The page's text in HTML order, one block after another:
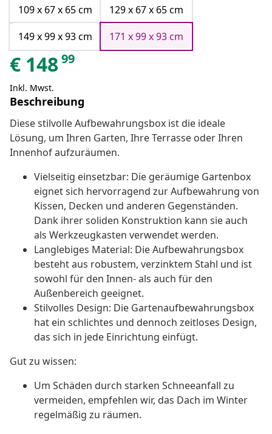
109 x 67 x 65 cm
129 x 67 x 65 cm
149 x 99 x 93 cm
171 x 99 x 93 cm
€ 14899
Inkl. Mwst.
Beschreibung
Diese stilvolle Aufbewahrungsbox ist die ideale
Lösung, um Ihren Garten, Ihre Terrasse oder Ihren
Innenhof aufzuräumen.
Vielseitig einsetzbar: Die geräumige Gartenbox
eignet sich hervorragend zur Aufbewahrung von
Kissen, Decken und anderen Gegenständen.
Dank ihrer soliden Konstruktion kann sie auch
als Werkzeugkasten verwendet werden.
Langlebiges Material: Die Aufbewahrungsbox
besteht aus robustem, verzinktem Stahl und ist
sowohl für den Innen- als auch für den
Außenbereich geeignet.
Stilvolles Design: Die Gartenaufbewahrungsbox
hat ein schlichtes und dennoch zeitloses Design,
das sich in jede Einrichtung einfügt.
Gut zu wissen:
Um Schäden durch starken Schneeanfall zu
vermeiden, empfehlen wir, das Dach im Winter
regelmäßig zu räumen.